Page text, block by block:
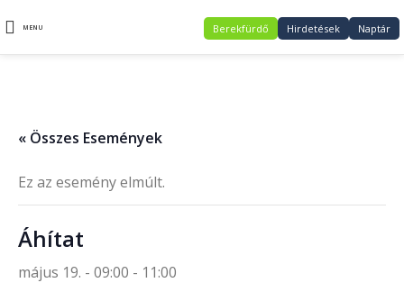
MENU Berekfürdő Hirdetések Naptár
« Összes Események
Ez az esemény elmúlt.
Áhítat
május 19. - 09:00 - 11:00